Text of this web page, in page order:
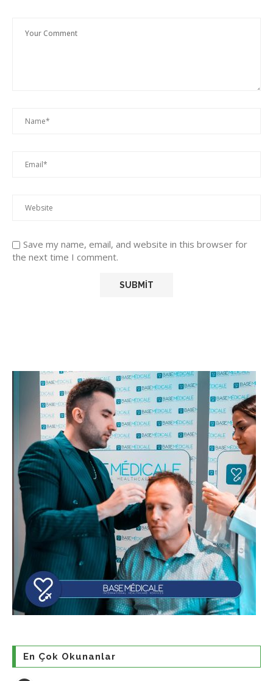
Save my name, email, and website in this browser for
the next time I comment.
En Çok Okunanlar